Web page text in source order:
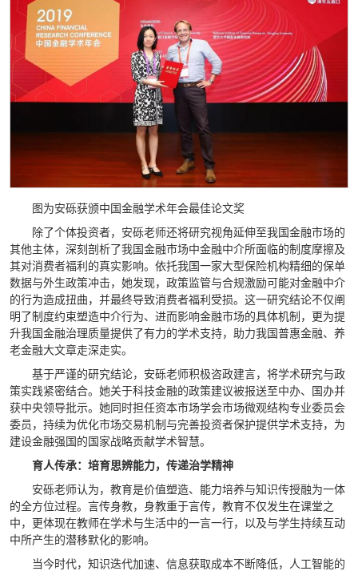
图为安砾获颁中国金融学术年会最佳论文奖
除了个体投资者，安砾老师还将研究视角延伸至我国金融市场的
其他主体，深刻剖析了我国金融市场中金融中介所面临的制度摩擦及
其对消费者福利的真实影响。依托我国一家大型保险机构精细的保单
数据与外生政策冲击，她发现，政策监管与合规激励可能对金融中介
的行为造成扭曲，并最终导致消费者福利受损。这一研究结论不仅阐
明了制度约束塑造中介行为、进而影响金融市场的具体机制，更为提
升我国金融治理质量提供了有力的学术支持，助力我国普惠金融、养
老金融大文章走深走实。
基于严谨的研究结论，安砾老师积极咨政建言，将学术研究与政
策实践紧密结合。她关于科技金融的政策建议被报送至中办、国办并
获中央领导批示。她同时担任资本市场学会市场微观结构专业委员会
委员，持续为优化市场交易机制与完善投资者保护提供学术支持，为
建设金融强国的国家战略贡献学术智慧。
育人传承：培育思辨能力，传递治学精神
安砾老师认为，教育是价值塑造、能力培养与知识传授融为一体
的全方位过程。言传身教，身教重于言传，教育不仅发生在课堂之
中，更体现在教师在学术与生活中的一言一行，以及与学生持续互动
中所产生的潜移默化的影响。
当今时代，知识迭代加速、信息获取成本不断降低，人工智能的